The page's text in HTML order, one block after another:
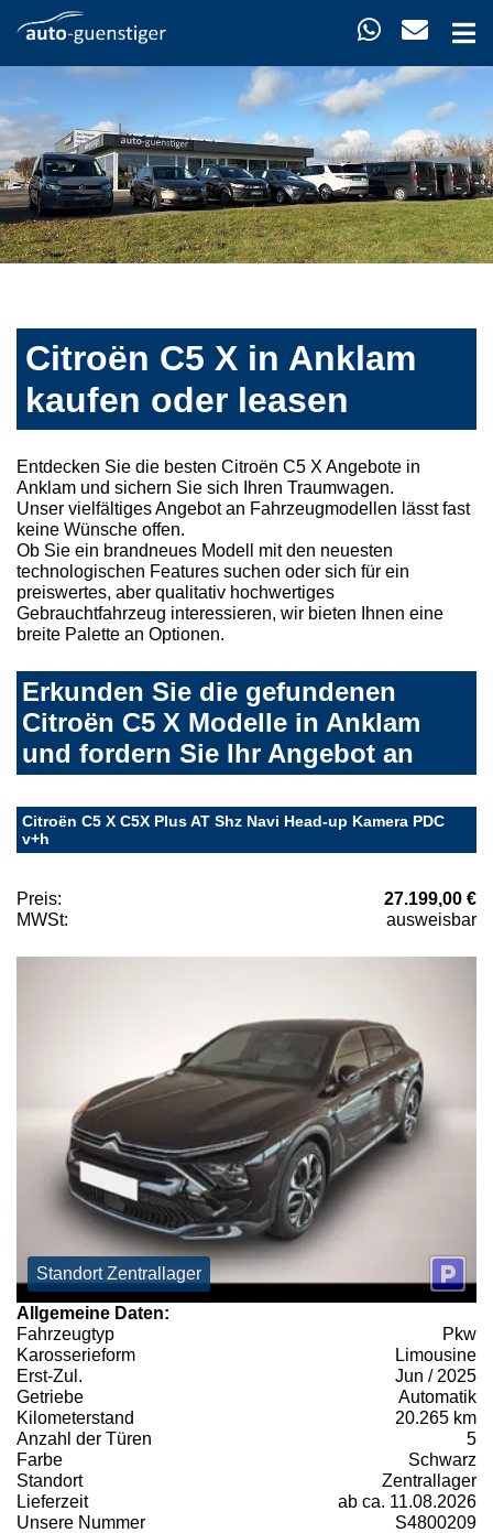
Citroën C5 X in Anklam
kaufen oder leasen
Entdecken Sie die besten Citroën C5 X Angebote in
Anklam und sichern Sie sich Ihren Traumwagen.
Unser vielfältiges Angebot an Fahrzeugmodellen lässt fast
keine Wünsche offen.
Ob Sie ein brandneues Modell mit den neuesten
technologischen Features suchen oder sich für ein
preiswertes, aber qualitativ hochwertiges
Gebrauchtfahrzeug interessieren, wir bieten Ihnen eine
breite Palette an Optionen.
Erkunden Sie die gefundenen
Citroën C5 X Modelle in Anklam
und fordern Sie Ihr Angebot an
Citroën C5 X C5X Plus AT Shz Navi Head-up Kamera PDC
v+h
Preis:
27.199,00 €
MWSt:
ausweisbar
Standort Zentrallager
Allgemeine Daten:
Fahrzeugtyp
Pkw
Karosserieform
Limousine
Erst-Zul.
Jun / 2025
Getriebe
Automatik
Kilometerstand
20.265 km
Anzahl der Türen
5
Farbe
Schwarz
Standort
Zentrallager
Lieferzeit
ab ca. 11.08.2026
Unsere Nummer
S4800209